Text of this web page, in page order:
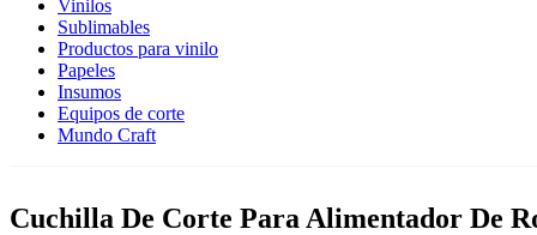
Vinilos
Sublimables
Productos para vinilo
Papeles
Insumos
Equipos de corte
Mundo Craft
Cuchilla De Corte Para Alimentador De